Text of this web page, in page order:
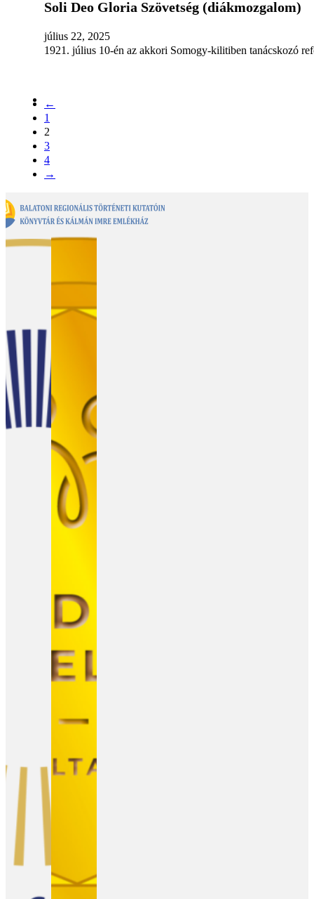
Soli Deo Gloria Szövetség (diákmozgalom)
július 22, 2025
1921. július 10-én az akkori Somogy-kilitiben tanácskozó
←
1
2
3
4
→